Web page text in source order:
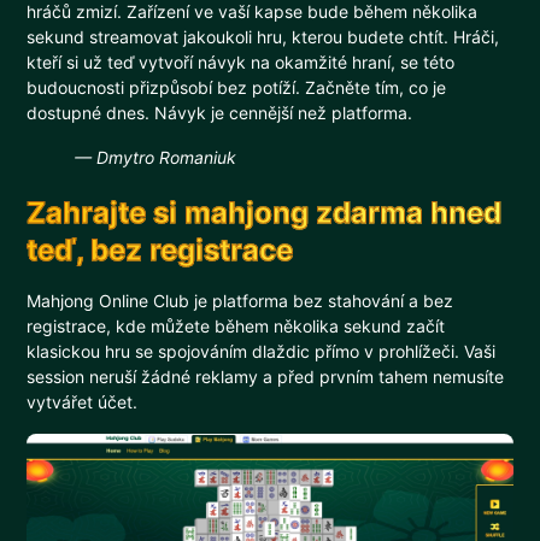
hráčů zmizí. Zařízení ve vaší kapse bude během několika
sekund streamovat jakoukoli hru, kterou budete chtít. Hráči,
kteří si už teď vytvoří návyk na okamžité hraní, se této
budoucnosti přizpůsobí bez potíží. Začněte tím, co je
dostupné dnes. Návyk je cennější než platforma.
— Dmytro Romaniuk
Zahrajte si mahjong zdarma hned
teď, bez registrace
Mahjong Online Club je platforma bez stahování a bez
registrace, kde můžete během několika sekund začít
klasickou hru se spojováním dlaždic přímo v prohlížeči. Vaši
session neruší žádné reklamy a před prvním tahem nemusíte
vytvářet účet.